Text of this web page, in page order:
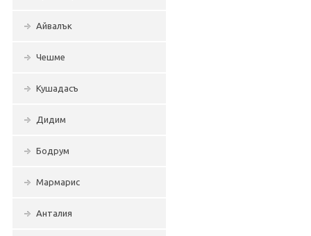
Айвалък
Чешме
Кушадасъ
Дидим
Бодрум
Мармарис
Анталия